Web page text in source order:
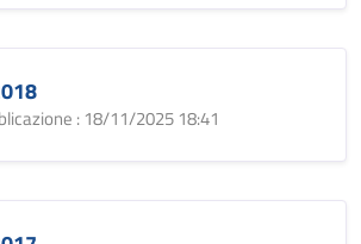
: 18/11/2025 18:41